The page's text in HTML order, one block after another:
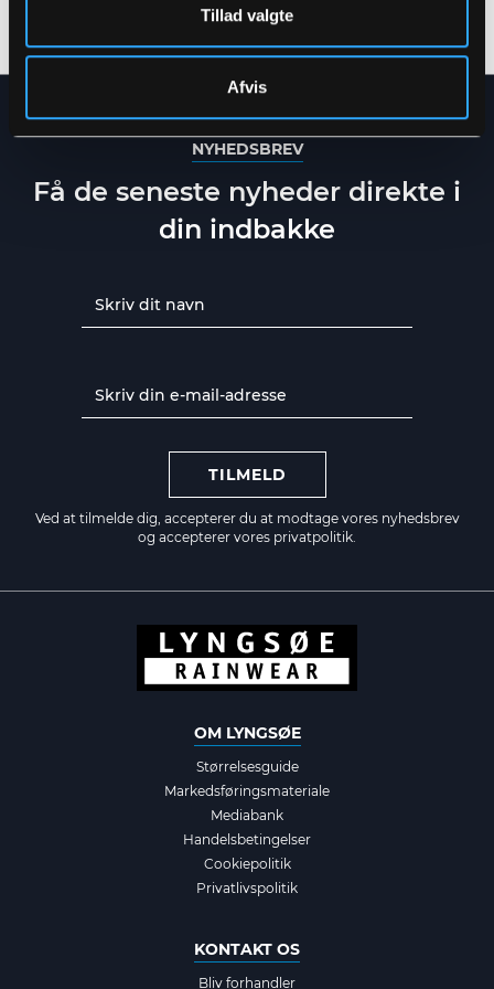
Tillad valgte
Afvis
XS - 5XL
NYHEDSBREV
Få de seneste nyheder direkte i
din indbakke
TILMELD
Ved at tilmelde dig, accepterer du at modtage vores nyhedsbrev
og accepterer vores privatpolitik.
OM LYNGSØE
Størrelsesguide
Markedsføringsmateriale
Mediabank
Handelsbetingelser
Cookiepolitik
Privatlivspolitik
KONTAKT OS
Bliv forhandler